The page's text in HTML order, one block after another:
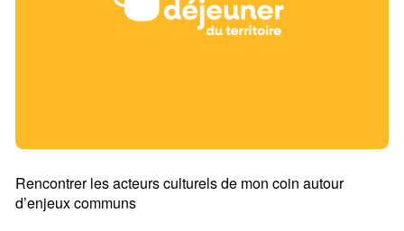
Rencontrer les acteurs culturels de mon coin autour
d’enjeux communs